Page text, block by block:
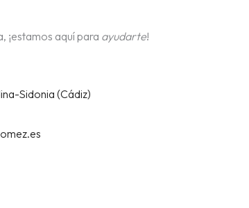
¡estamos aquí para ayudarte!
Sidonia (Cádiz)